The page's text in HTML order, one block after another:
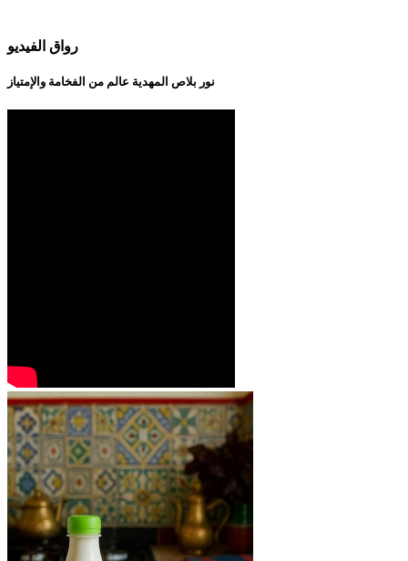
رواق الفيديو
نور بلاص المهدية عالم من الفخامة والإمتياز